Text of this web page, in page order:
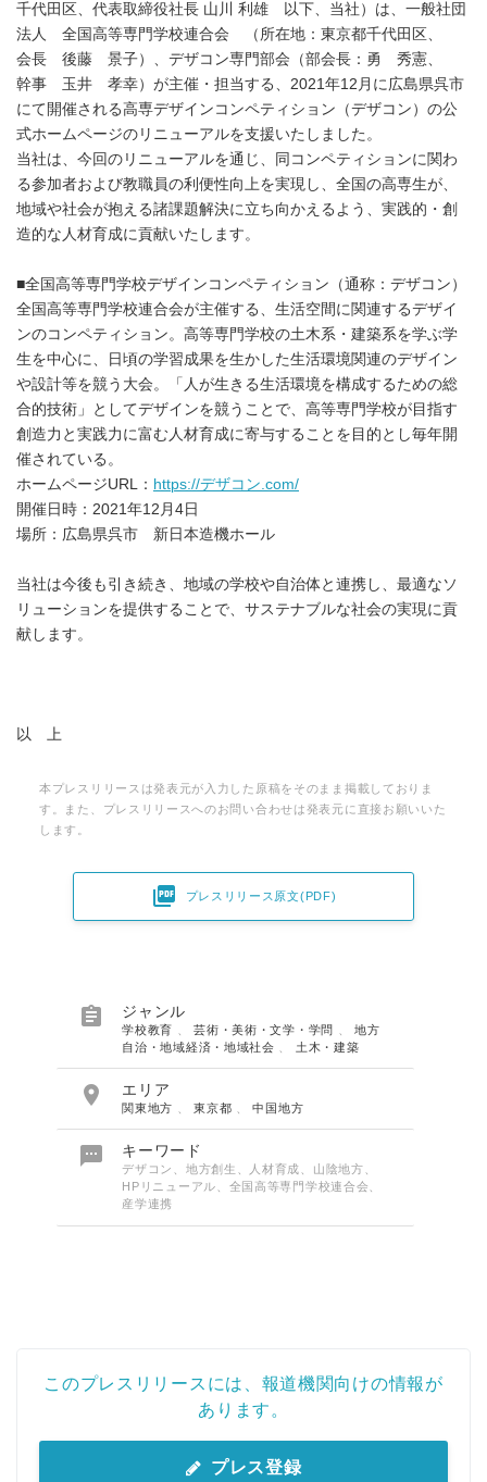
千代田区、代表取締役社長 山川 利雄 以下、当社）は、一般社団
法人 全国高等専門学校連合会 （所在地：東京都千代田区、
会長 後藤 景子）、デザコン専門部会（部会長：勇 秀憲、
幹事 玉井 孝幸）が主催・担当する、2021年12月に広島県呉市
にて開催される高専デザインコンペティション（デザコン）の公
式ホームページのリニューアルを支援いたしました。
当社は、今回のリニューアルを通じ、同コンペティションに関わ
る参加者および教職員の利便性向上を実現し、全国の高専生が、
地域や社会が抱える諸課題解決に立ち向かえるよう、実践的・創
造的な人材育成に貢献いたします。
■全国高等専門学校デザインコンペティション（通称：デザコン）
全国高等専門学校連合会が主催する、生活空間に関連するデザイ
ンのコンペティション。高等専門学校の土木系・建築系を学ぶ学
生を中心に、日頃の学習成果を生かした生活環境関連のデザイン
や設計等を競う大会。「人が生きる生活環境を構成するための総
合的技術」としてデザインを競うことで、高等専門学校が目指す
創造力と実践力に富む人材育成に寄与することを目的とし毎年開
催されている。
ホームページURL： https://デザコン.com/
開催日時：2021年12月4日
場所：広島県呉市 新日本造機ホール
当社は今後も引き続き、地域の学校や自治体と連携し、最適なソ
リューションを提供することで、サステナブルな社会の実現に貢
献します。
以 上
本プレスリリースは発表元が入力した原稿をそのまま掲載しておりま
す。また、プレスリリースへのお問い合わせは発表元に直接お願いいた
します。
 プレスリリース原文(PDF)
 ジャンル
学校教育 、芸術・美術・文学・学問 、地方
自治・地域経済・地域社会
土木・建築
 エリア
関東地方 、東京都 、中国地方
 キーワード
デザコン、地方創生、人材育成、山陰地方、
HPリニューアル、全国高等専門学校連合会、
産学連携
このプレスリリースには、報道機関向けの情報が
あります。
プレス登録